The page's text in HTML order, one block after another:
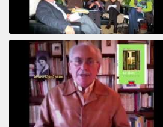
Revisitant le corps familial